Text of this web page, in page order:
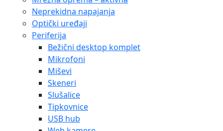
Neprekidna napajanja
Optički uređaji
Periferija
Bežični desktop komplet
Mikrofoni
Miševi
Skeneri
Slušalice
Tipkovnice
USB hub